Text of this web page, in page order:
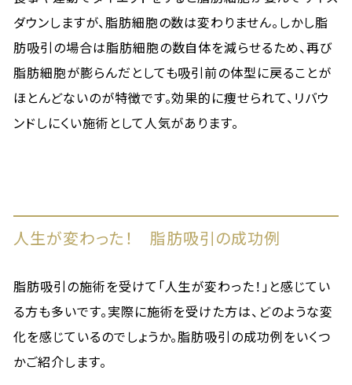
ダウンしますが、脂肪細胞の数は変わりません。しかし脂
肪吸引の場合は脂肪細胞の数自体を減らせるため、再び
脂肪細胞が膨らんだとしても吸引前の体型に戻ることが
ほとんどないのが特徴です。効果的に痩せられて、リバウ
ンドしにくい施術として人気があります。
人生が変わった！ 脂肪吸引の成功例
脂肪吸引の施術を受けて「人生が変わった！」と感じてい
る方も多いです。実際に施術を受けた方は、どのような変
化を感じているのでしょうか。脂肪吸引の成功例をいくつ
かご紹介します。